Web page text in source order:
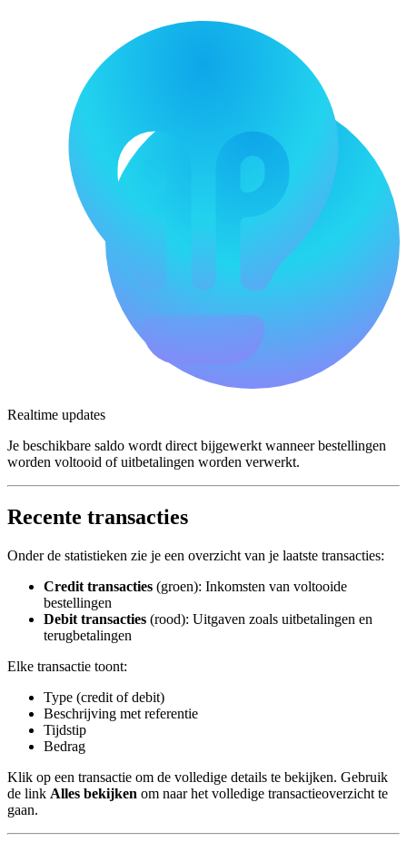
Realtime updates
Je beschikbare saldo wordt direct bijgewerkt wanneer bestellingen
worden voltooid of uitbetalingen worden verwerkt.
Recente transacties
Onder de statistieken zie je een overzicht van je laatste transacties:
Credit transacties (groen): Inkomsten van voltooide
bestellingen
Debit transacties (rood): Uitgaven zoals uitbetalingen en
terugbetalingen
Elke transactie toont:
Type (credit of debit)
Beschrijving met referentie
Tijdstip
Bedrag
Klik op een transactie om de volledige details te bekijken. Gebruik
de link Alles bekijken om naar het volledige transactieoverzicht te
gaan.